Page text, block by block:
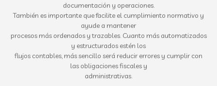
documentación y operaciones.
También es importante que facilite el cumplimiento normativo y
ayude a mantener
procesos más ordenados y trazables. Cuanto más automatizados
y estructurados estén los
flujos contables, más sencillo será reducir errores y cumplir con
las obligaciones fiscales y
administrativas.